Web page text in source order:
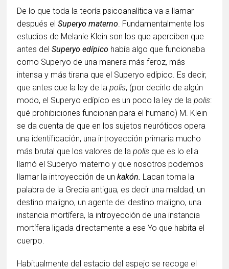
De lo que toda la teoría psicoanalítica va a llamar
después elSuperyo materno. Fundamentalmente los
estudios de Melanie Klein son los que aperciben que
antes delSuperyo edípico había algo que funcionaba
como Superyo de una manera más feroz, más
intensa y más tirana que el Superyo edípico. Es decir,
que antes que la ley de lapolis, (por decirlo de algún
modo, el Superyo edípico es un poco la ley de lapolis:
qué prohibiciones funcionan para el humano) M. Klein
se da cuenta de que en los sujetos neuróticos opera
una identificación, una introyección primaria mucho
más brutal que los valores de lapolis que es lo ella
llamó el Superyo materno y que nosotros podemos
llamar la introyección de unkakón. Lacan toma la
palabra de la Grecia antigua, es decir una maldad, un
destino maligno, un agente del destino maligno, una
instancia mortífera, la introyección de una instancia
mortífera ligada directamente a ese Yo que habita el
cuerpo.
Habitualmente del estadio del espejo se recoge el